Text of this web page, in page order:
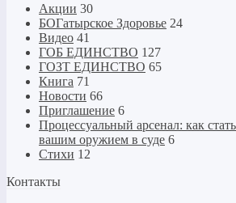
Акции 30
БОГатырское Здоровье 24
Видео 41
ГОБ ЕДИНСТВО 127
ГОЗТ ЕДИНСТВО 65
Книга 71
Новости 66
Приглашение 6
Процессуальный арсенал: как
вашим оружием в суде 6
Стихи 12
Контакты